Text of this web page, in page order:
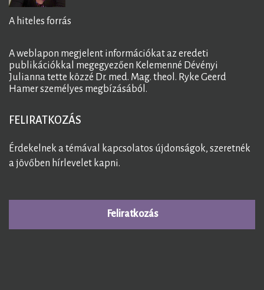
A hiteles forrás
A weblapon megjelent információkat az eredeti
publikációkkal megegyezően Kelemenné Dévényi
Julianna tette közzé Dr. med. Mag. theol. Ryke Geerd
Hamer személyes megbízásából.
FELIRATKOZÁS
Érdekelnek a témával kapcsolatos újdonságok, szeretnék
a jövőben hírlevelet kapni.
Feliratkozás